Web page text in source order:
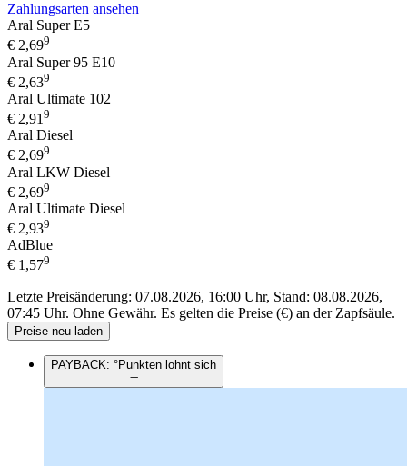
Zahlungsarten ansehen
Aral Super E5
€ 2,699
Aral Super 95 E10
€ 2,639
Aral Ultimate 102
€ 2,919
Aral Diesel
€ 2,699
Aral LKW Diesel
€ 2,699
Aral Ultimate Diesel
€ 2,939
AdBlue
€ 1,579
Letzte Preisänderung: 07.08.2026, 16:00 Uhr, Stand: 08.08.2026,
07:45 Uhr. Ohne Gewähr. Es gelten die Preise (€) an der Zapfsäule.
Preise neu laden
PAYBACK: °Punkten lohnt sich